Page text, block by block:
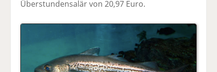
Überstundensalär von 20,97 Euro.